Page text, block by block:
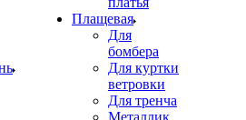
Плащевая
Для
бомбера
Для куртки
ветровки
Для тренча
Металлик